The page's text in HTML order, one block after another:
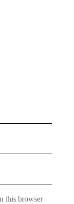
this browser